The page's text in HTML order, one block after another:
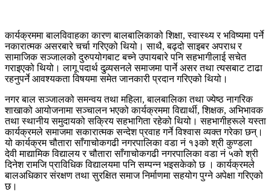
कार्यक्रममा बालविवाहका कारण बालबालिकाको शिक्षा, स्वास्थ्य र भविष्यमा पर्ने
नकारात्मक असरबारे चर्चा गरिएको थियो। साथै, बढ्दो साइबर अपराध र
सामाजिक सञ्जालको दुरुपयोगबाट बच्ने उपायबारे पनि सहभागीलाई सचेत
गराइएको थियो। लागू पदार्थ दुव्र्यसनले समाजमा पार्ने असर तथा त्यसबाट टाढा
रहनुपर्ने आवश्यकता विषयमा समेत जानकारी प्रदान गरिएको थियो।
नगर बाल सञ्जालको समन्वय तथा महिला, बालबालिका तथा ज्येष्ठ नागरिक
शाखाको आयोजनामा सञ्चालन भएको कार्यक्रममा विद्यार्थी, शिक्षक, अभिभावक
तथा स्थानीय समुदायको सक्रिय सहभागिता रहेको थियो। सहभागीहरूले यस्ता
कार्यक्रमले समाजमा सकारात्मक सन्देश प्रवाह गर्ने विश्वास व्यक्त गरेका छन्।
यो कार्यक्रम चौतारा साँगाचोकगढी नगरपालिका वडा नं १३को श्री कुण्डला
देवी माद्यामिक विद्यालय र चौतारा साँगाचोकगढी नगरपालिका वडा नं ५को श्री
दिनेश रामजि प्राविधिक विद्यालयमा पनि सम्पन्न भइसकेको छ । कार्यक्रमले
बालअधिकार संरक्षण तथा सुरक्षित समाज निर्माणमा सहयोग पुग्ने अपेक्षा गरिएको
छ।